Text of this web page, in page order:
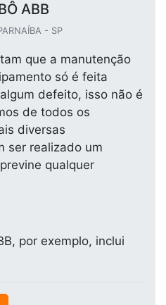
ABB
- SP
que a manutenção
só é feita
defeito, isso não é
de todos os
diversas
ser realizado um
qualquer
por exemplo, inclui